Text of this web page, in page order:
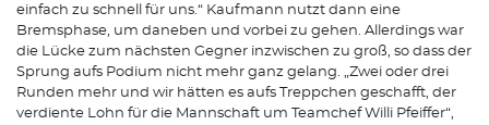
einfach zu schnell für uns.“ Kaufmann nutzt dann eine
Bremsphase, um daneben und vorbei zu gehen. Allerdings war
die Lücke zum nächsten Gegner inzwischen zu groß, so dass der
Sprung aufs Podium nicht mehr ganz gelang. „Zwei oder drei
Runden mehr und wir hätten es aufs Treppchen geschafft, der
verdiente Lohn für die Mannschaft um Teamchef Willi Pfeiffer“,